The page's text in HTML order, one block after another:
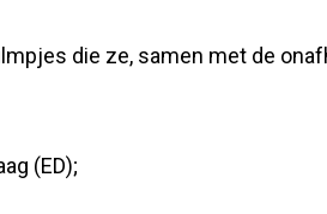
die ze, samen met de
(ED);